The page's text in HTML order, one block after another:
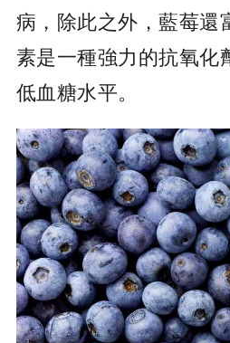
病，除此之外，藍莓還
素是一種強力的抗氧化
低血糖水平。